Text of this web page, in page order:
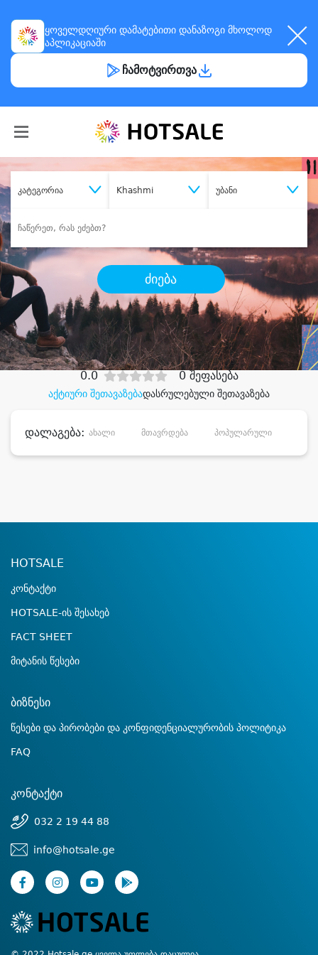
ყოველდღიური დამატებითი დანაზოგი მხოლოდ
აპლიკაციაში
ჩამოტვირთვა
კატეგორია Khashmi უბანი
ძიება
შეიძინესასურველი მომსახურება
დიდი დანაზოგით
აქტიური შეთავაზებადასრულებული შეთავაზება
0.0 0 შეფასება
დალაგება: ახალი მთავრდება პოპულარული
HOTSALE
კონტაქტი
HOTSALE-ის შესახებ
FACT SHEET
მიტანის წესები
ბიზნესი
წესები და პირობები და კონფიდენციალურობის პოლიტიკა
FAQ
კონტაქტი
032 2 19 44 88
info@hotsale.ge